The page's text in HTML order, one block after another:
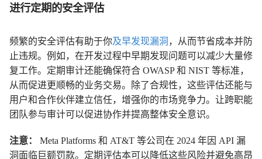
进行定期的安全评估
频繁的安全评估有助于你及早发现漏洞 ，从而节省成本并防
止违规。例如，在开发过程中早期发现问题可以减少大量修
复工作。定期审计还能确保符合 OWASP 和 NIST 等标准，
从而促进更顺畅的业务交易。除了合规性，这些评估还能与
用户和合作伙伴建立信任，增强你的市场竞争力。让跨职能
团队参与审计可以促进协作并提高整体安全意识。
注意：
Meta Platforms 和 AT&T 等公司在 2024 年因 API 漏
洞面临巨额罚款。定期评估本可以降低这些风险并避免高昂